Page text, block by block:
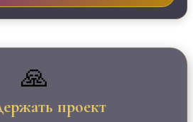
🙏
проект